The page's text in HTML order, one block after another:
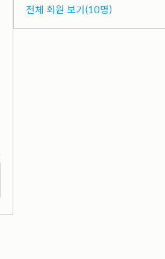
전체 회원 보기(10명)